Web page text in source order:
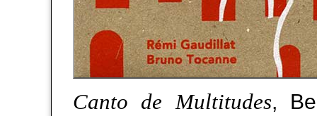
Canto de Multitudes,